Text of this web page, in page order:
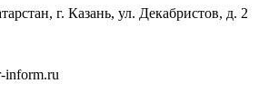
г. Казань, ул. Декабристов, д. 2
inform.ru